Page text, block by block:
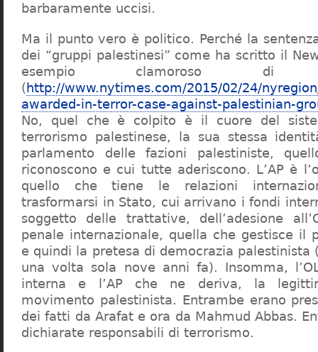
barbaramente uccisi.
Ma il punto vero è politico. Perché la
dei “gruppi palestinesi” come ha scritto il
esempio clamoroso di
(http://www.nytimes.com/2015/02/24/
awarded-in-terror-case-against-palestinian-
No, quel che è colpito è il cuore del
terrorismo palestinese, la sua stessa
parlamento delle fazioni palestiniste,
riconoscono e cui tutte aderiscono. L’AP è
quello che tiene le relazioni
trasformarsi in Stato, cui arrivano i fondi
soggetto delle trattative, dell’adesione
penale internazionale, quella che gestisce il
e quindi la pretesa di democrazia palestinista
una volta sola nove anni fa). Insomma,
interna e l’AP che ne deriva, la
movimento palestinista. Entrambe erano
dei fatti da Arafat e ora da Mahmud Abbas.
dichiarate responsabili di terrorismo.